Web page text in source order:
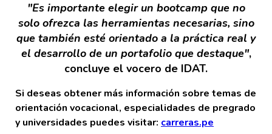
"Es importante elegir un bootcamp que no
solo ofrezca las herramientas necesarias, sino
que también esté orientado a la práctica real y
el desarrollo de un portafolio que destaque",
concluye el vocero de IDAT.
Si deseas obtener más información sobre temas de
orientación vocacional, especialidades de pregrado
y universidades puedes visitar: carreras.pe